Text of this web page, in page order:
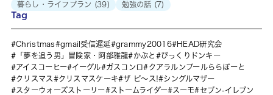
暮らし・ライフプラン (39) 勉強の話 (7)
Tag
Christmas gmail受信遅延 grammy20016
HEAD研究会
「夢を追う男」冒険家・阿部雅龍
かぶと
びっくりドンキー
アイスコーヒー
イーグル ガスコンロ
クアラルンプールららぽーと
クリスマス
クリスマスケーキ ザ ピ〜ス!
シングルマザー
スターウォーズストーリー
ストームライダー スーモ
セブン-イレブン